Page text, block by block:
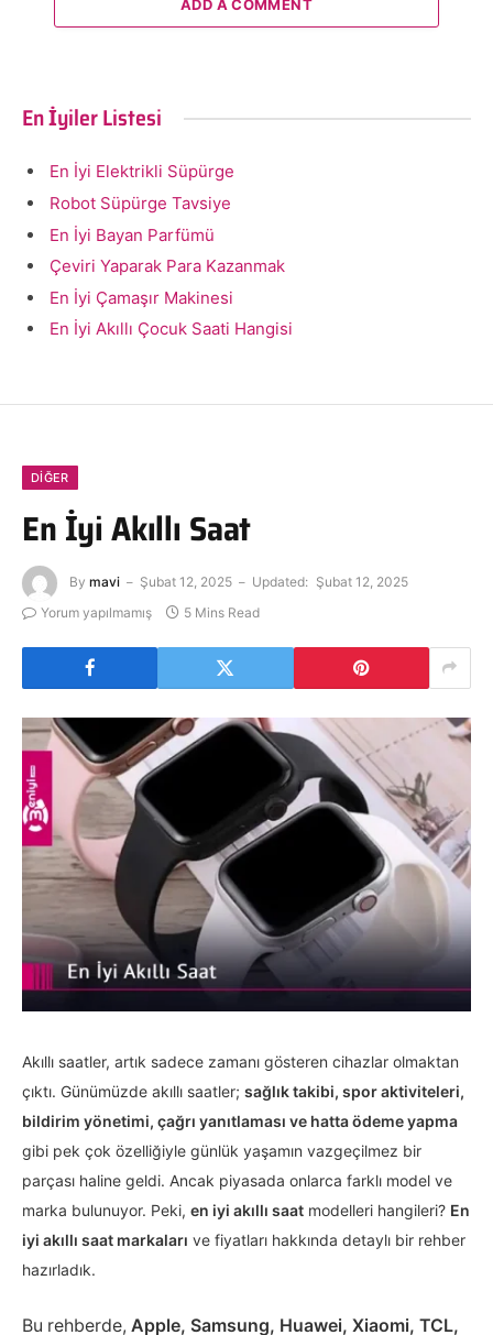
ADD A COMMENT
En İyiler Listesi
En İyi Elektrikli Süpürge
Robot Süpürge Tavsiye
En İyi Bayan Parfümü
Çeviri Yaparak Para Kazanmak
En İyi Çamaşır Makinesi
En İyi Akıllı Çocuk Saati Hangisi
DIĞER
En İyi Akıllı Saat
By mavi Şubat 12, 2025 Updated: Şubat 12, 2025
Yorum yapılmamış
5 Mins Read
Akıllı saatler, artık sadece zamanı gösteren cihazlar olmaktan
çıktı. Günümüzde akıllı saatler; sağlık takibi, spor aktiviteleri,
bildirim yönetimi, çağrı yanıtlaması ve hatta ödeme yapma
gibi pek çok özelliğiyle günlük yaşamın vazgeçilmez bir
parçası haline geldi. Ancak piyasada onlarca farklı model ve
marka bulunuyor. Peki, en iyi akıllı saat modelleri hangileri? En
iyi akıllı saat markaları ve fiyatları hakkında detaylı bir rehber
hazırladık.
Bu rehberde, Apple, Samsung, Huawei, Xiaomi, TCL,